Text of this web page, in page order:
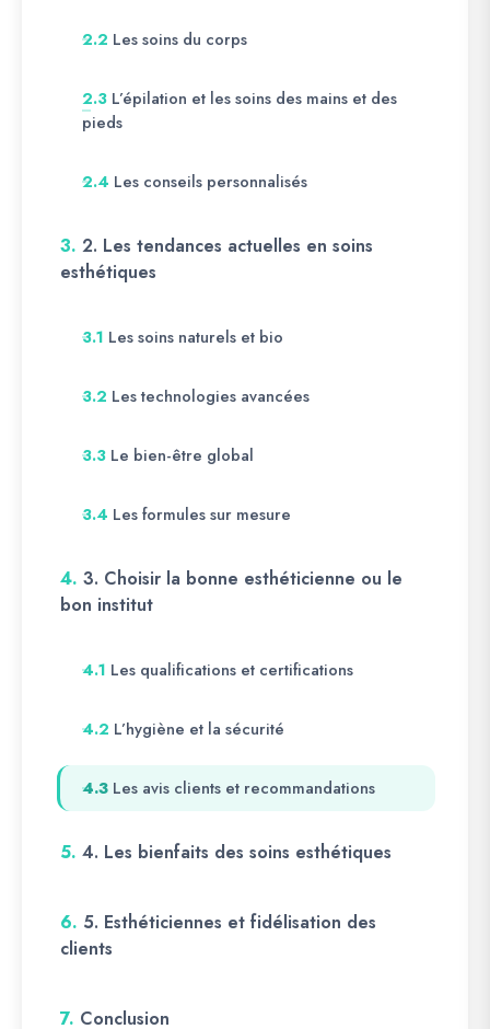
2.2 Les soins du corps
2.3 L’épilation et les soins des mains et des
pieds
2.4 Les conseils personnalisés
3. 2. Les tendances actuelles en soins
esthétiques
3.1 Les soins naturels et bio
3.2 Les technologies avancées
3.3 Le bien-être global
3.4 Les formules sur mesure
4. 3. Choisir la bonne esthéticienne ou le
bon institut
4.1 Les qualifications et certifications
4.2 L’hygiène et la sécurité
4.3 Les avis clients et recommandations
5. 4. Les bienfaits des soins esthétiques
6. 5. Esthéticiennes et fidélisation des
clients
7. Conclusion